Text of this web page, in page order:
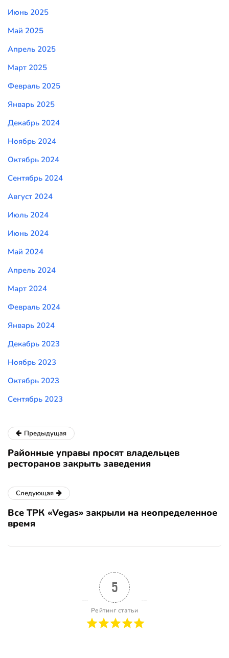
Июнь 2025
Май 2025
Апрель 2025
Март 2025
Февраль 2025
Январь 2025
Декабрь 2024
Ноябрь 2024
Октябрь 2024
Сентябрь 2024
Август 2024
Июль 2024
Июнь 2024
Май 2024
Апрель 2024
Март 2024
Февраль 2024
Январь 2024
Декабрь 2023
Ноябрь 2023
Октябрь 2023
Сентябрь 2023
Предыдущая
Районные управы просят владельцев
ресторанов закрыть заведения
Следующая
Все ТРК «Vegas» закрыли на неопределенное
время
5
Рейтинг статьи